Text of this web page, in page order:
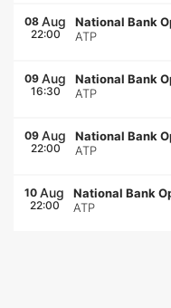
08 Aug
22:00
National Bank
ATP
09 Aug
16:30
National Bank
ATP
09 Aug
22:00
National Bank
ATP
10 Aug
22:00
National Bank
ATP